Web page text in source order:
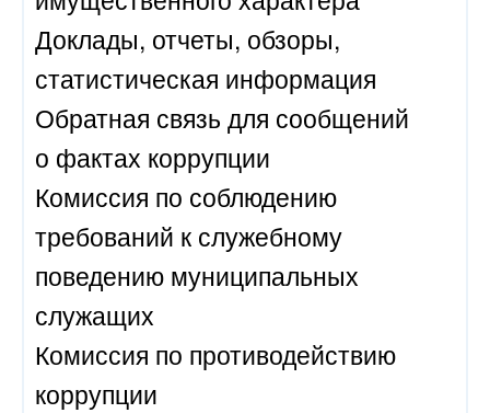
Доклады, отчеты, обзоры,
статистическая информация
Обратная связь для сообщений
о фактах коррупции
Комиссия по соблюдению
требований к служебному
поведению муниципальных
служащих
Комиссия по противодействию
коррупции